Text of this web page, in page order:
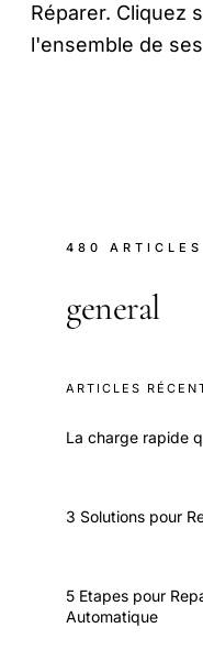
Réparer. Cliquez
l'ensemble de
480 ARTICLES
general
ARTICLES
La charge rapide
3 Solutions pour
5 Etapes pour
Automatique